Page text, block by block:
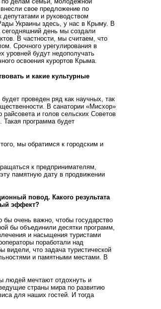
свое предложение по
и руководством
Украины здесь, у нас в Крыму. В
день мы создали
В частности, мы считаем, что
Срочного урегулирования в
уровней будут недополучать
освоения курортов Крыма.
и какие культурные
проведен ряд как научных, так
В санатории «Мисхор»
и голов сельских Советов
программа будет
мы обратимся к городским и
к предпринимателям,
памятную дату в продвижении
повод. Какого результата
эффект?
очень важно, чтобы государство
бы объединили десятки программ,
и насыщения туристами
поработали над
что задача туристической
и памятными местами. В
людей мечтают отдохнуть и
страны мира по развитию
для наших гостей. И тогда